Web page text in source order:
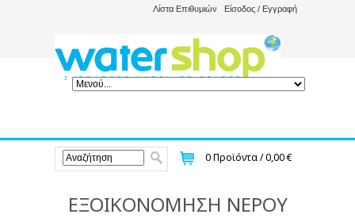
Λίστα Επιθυμιών Είσοδος / Εγγραφή
0Προϊόντα /0,00 €
ΕΞΟΙΚΟΝΟΜΗΣΗ ΝΕΡΟΥ